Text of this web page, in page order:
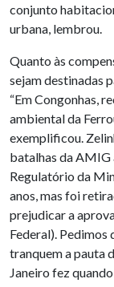
conjunto
urbana, lembrou.
Quanto às
sejam destinadas
“Em Congonhas,
ambiental da
exemplificou.
batalhas da
Regulatório da
anos, mas foi
prejudicar a
Federal). Pedimos
tranquem a pauta
Janeiro fez